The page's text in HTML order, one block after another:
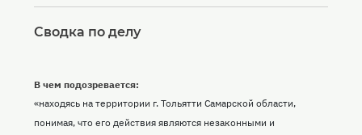
Сводка по делу
В чем подозревается:
«находясь на территории г. Тольятти Самарской области,
понимая, что его действия являются незаконными и